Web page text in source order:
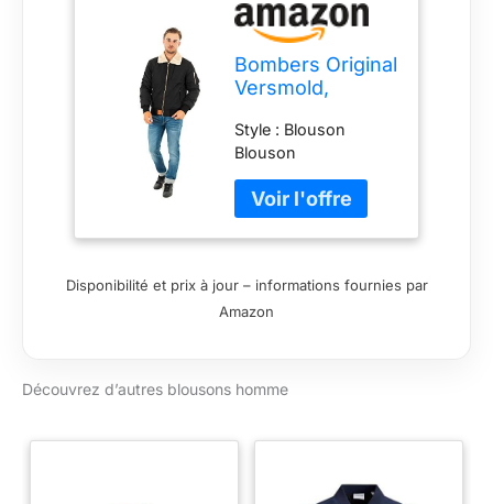
Bombers Original
Versmold,
Noir-Noir (1),
Large
Style : Blouson
Blouson
Disponibilité et prix à jour – informations fournies par
Amazon
Découvrez d’autres blousons homme